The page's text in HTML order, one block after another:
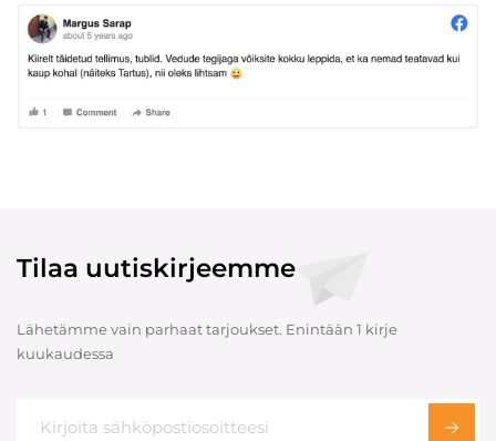
Tilaa uutiskirjeemme
Lähetämme vain parhaat tarjoukset. Enintään 1 kirje
kuukaudessa